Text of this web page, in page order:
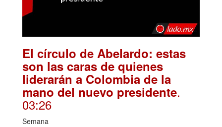
El círculo de Abelardo: estas
son las caras de quienes
liderarán a Colombia de la
mano del nuevo presidente.
03:26
Semana